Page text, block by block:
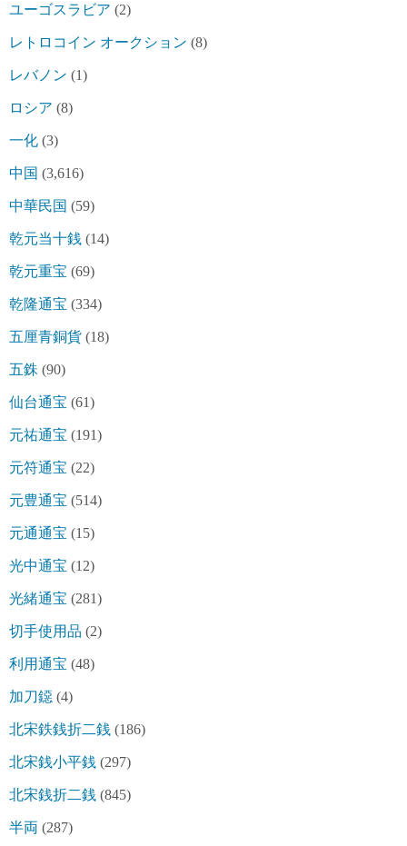
ユーゴスラビア (2)
レトロコイン オークション (8)
レバノン (1)
ロシア (8)
一化 (3)
中国 (3,616)
中華民国 (59)
乾元当十銭 (14)
乾元重宝 (69)
乾隆通宝 (334)
五厘青銅貨 (18)
五銖 (90)
仙台通宝 (61)
元祐通宝 (191)
元符通宝 (22)
元豊通宝 (514)
元通通宝 (15)
光中通宝 (12)
光緒通宝 (281)
切手使用品 (2)
利用通宝 (48)
加刀鐚 (4)
北宋鉄銭折二銭 (186)
北宋銭小平銭 (297)
北宋銭折二銭 (845)
半両 (287)